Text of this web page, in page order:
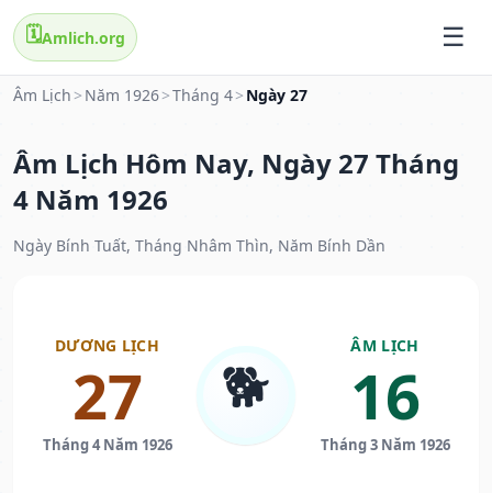
🗓️Amlich.org
Âm Lịch > Năm 1926>Tháng 4> Ngày 27
Âm Lịch Hôm Nay, Ngày 27 Tháng
4 Năm 1926
Ngày Bính Tuất, Tháng Nhâm Thìn, Năm Bính Dần
DƯƠNG LỊCH
27
Tháng 4 Năm 1926
🐕
ÂM LỊCH
16
Tháng 3 Năm 1926